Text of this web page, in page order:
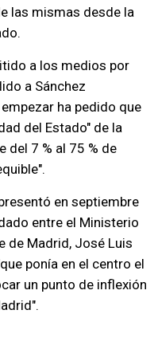
las mismas desde la
a los medios por
a Sánchez
ha pedido que
del Estado" de la
del 7 % al 75 % de
en septiembre
entre el Ministerio
de Madrid, José Luis
ponía en el centro el
un punto de inflexión